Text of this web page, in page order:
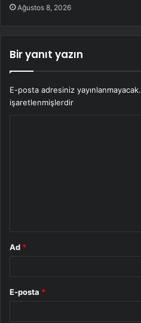
Ağustos 8, 2026
Bir yanıt yazın
E-posta adresiniz yayınlanmayacak.
işaretlenmişlerdir
Ad *
E-posta *